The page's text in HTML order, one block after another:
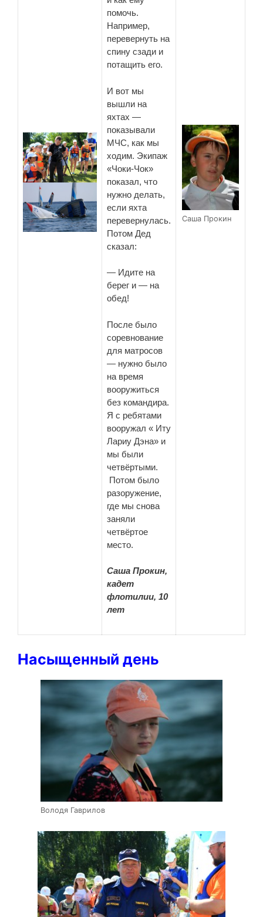
помочь.
Например,
перевернуть на
спину сзади и
потащить его.
И вот мы
вышли на
яхтах —
показывали
МЧС, как мы
ходим. Экипаж
«Чоки-Чок»
показал, что
нужно делать,
если яхта
перевернулась.
Потом Дед
сказал:
— Идите на
берег и — на
обед!
После было
соревнование
для матросов
— нужно было
на время
вооружиться
без командира.
Я с ребятами
вооружал « Иту
Лариу Дэна» и
мы были
четвёртыми.
Потом было
разоружение,
где мы снова
заняли
четвёртое
место.
Саша Прокин,
кадет
флотилии, 10
лет
Саша Прокин
Насыщенный день
Володя Гаврилов